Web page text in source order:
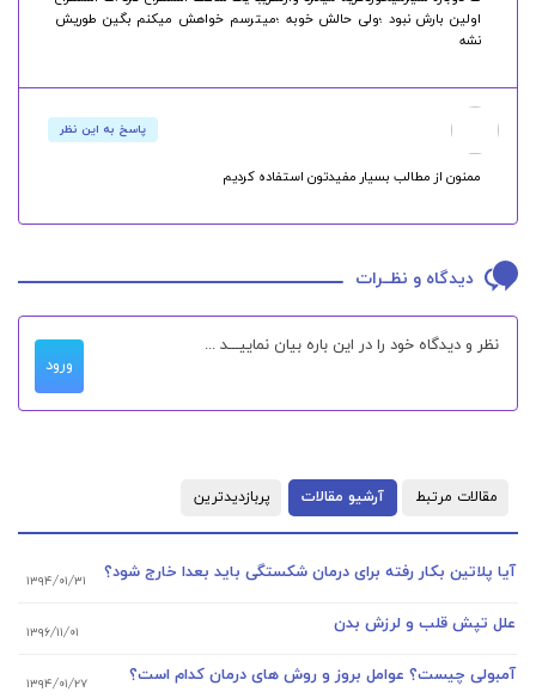
اولین بارش نبود ؛ولی حالش خوبه ؛میترسم خواهش میکنم بگین طوریش
نشه
پاسخ به این نظر
ممنون از مطالب بسیار مفیدتون استفاده کردیم
دیدگاه و نظــرات
ورود
مقالات مرتبط آرشیو مقالات پربازدیدترین
آیا پلاتین بکار رفته برای درمان شکستگی باید بعدا خارج شود؟ ۱۳۹۴/۰۱/۳۱
علل تپش قلب و لرزش بدن ۱۳۹۶/۱۱/۰۱
آمبولی چیست؟ عوامل بروز و روش های درمان کدام است؟ ۱۳۹۴/۰۱/۲۷